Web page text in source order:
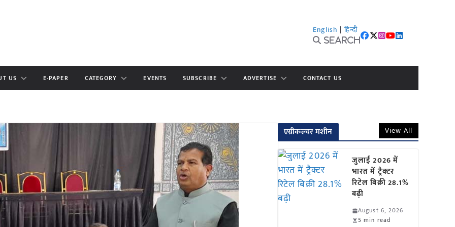
English | हिन्दी
Search
US E-PAPER CATEGORY EVENTS SUBSCRIBE ADVERTISE CONTACT US
एग्रीकल्चर मशीन View All
जुलाई 2026 में
भारत में ट्रैक्टर
रिटेल बिक्री 28.1%
बढ़ी
August 6, 2026
5 min read